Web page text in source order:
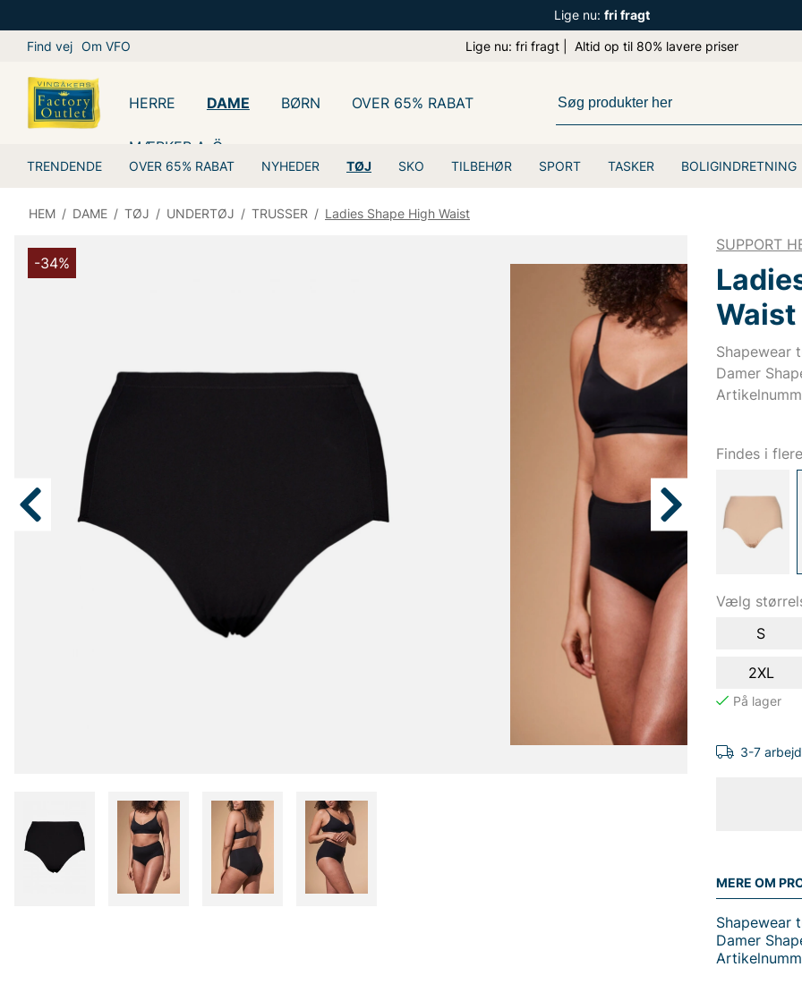
Lige nu: fri fragt
Find vej Om VFO Lige nu: fri fragt | Altid op til 80% lavere priser
HERRE DAME
TRENDENDE OVER 65% RABAT NYHEDER TØJ SKO TILBEHØR SPORT TASKER BOLIGINDRETNING
BØRN OVER 65% RABAT
MÆRKER A-Ö
HEM / DAME / TØJ / UNDERTØJ / TRUSSER / Ladies Shape High Waist
-34%
SUPPORT
Waist
Shapewear
Damer
Findes i
Vælg
S
2XL
3-7
MERE OM
Shapewear
Damer